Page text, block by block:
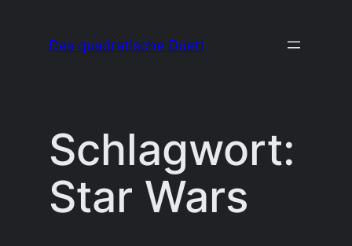
Das quadratische Duett
Schlagwort:
Star Wars